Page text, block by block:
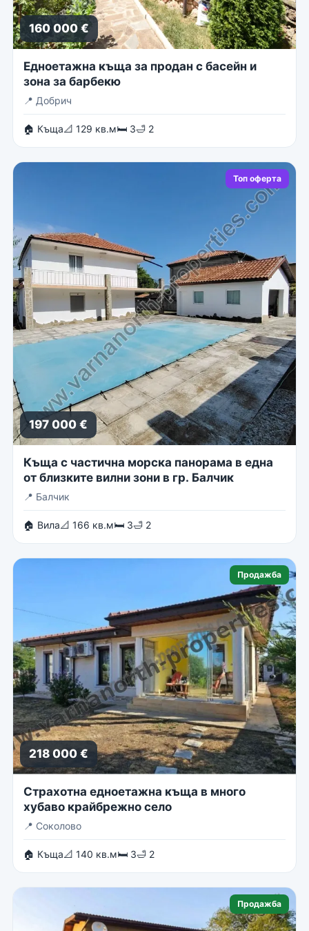
160 000 €
Едноетажна къща за продан с басейн и
зона за барбекю
📍 Добрич
🏠 Къща📐 129 кв.м🛏 3🛁 2
Топ оферта
197 000 €
Къща с частична морска панорама в една
от близките вилни зони в гр. Балчик
📍 Балчик
🏠 Вила📐 166 кв.м🛏 3🛁 2
Продажба
218 000 €
Страхотна едноетажна къща в много
хубаво крайбрежно село
📍 Соколово
🏠 Къща📐 140 кв.м🛏 3🛁 2
Продажба